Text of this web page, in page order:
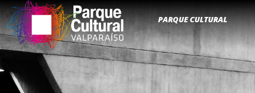
PARQUE CULTURAL